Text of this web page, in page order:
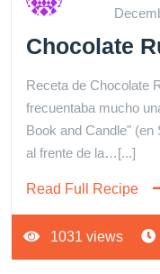
Chocolate
Receta de Chocolate
frecuentaba mucho
Book and Candle"
al frente de la…[...]
Read Full Recipe
1031 views